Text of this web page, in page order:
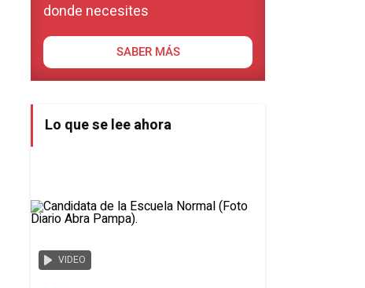
donde necesites
SABER MÁS
Lo que se lee ahora
VIDEO